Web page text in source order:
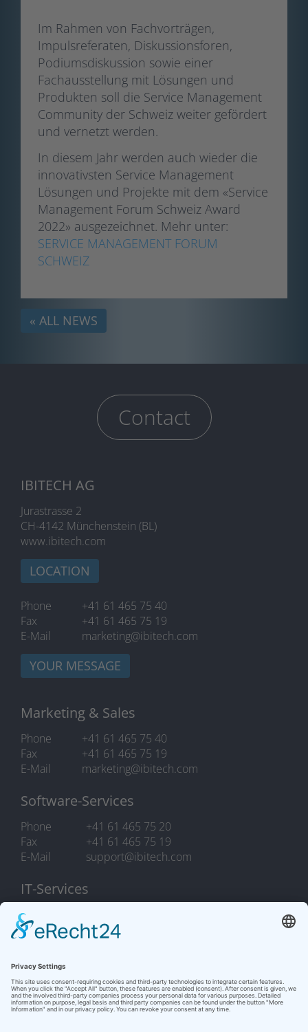
Im Rahmen von Fachvorträgen,
Impulsreferaten, Diskussionsforen,
Podiumsdiskussion sowie einer
Fachausstellung mit Lösungen und
Produkten soll die Service Management
Community der Schweiz weiter gefördert
und vernetzt werden.
In diesem Jahr werden auch wieder die
innovativsten Service Management
Lösungen und Projekte mit dem «Service
Management Forum Schweiz Award
2022» ausgezeichnet. Mehr unter:
SERVICE MANAGEMENT FORUM
SCHWEIZ
« ALL NEWS
Contact
IBITECH AG
Jurastrasse 2
CH-4142 Münchenstein (BL)
www.ibitech.com
LOCATION
Phone
+41 61 465 75 40
Fax
+41 61 465 75 19
E-Mail
marketing@ibitech.com
YOUR MESSAGE
Marketing & Sales
Phone
+41 61 465 75 40
Fax
+41 61 465 75 19
E-Mail
marketing@ibitech.com
Software-Services
Phone
+41 61 465 75 20
Fax
+41 61 465 75 19
E-Mail
support@ibitech.com
IT-Services
Phone
Fax
+41 61 465 75 19
COOKIES/LEGAL NOTICE / PRIVACY